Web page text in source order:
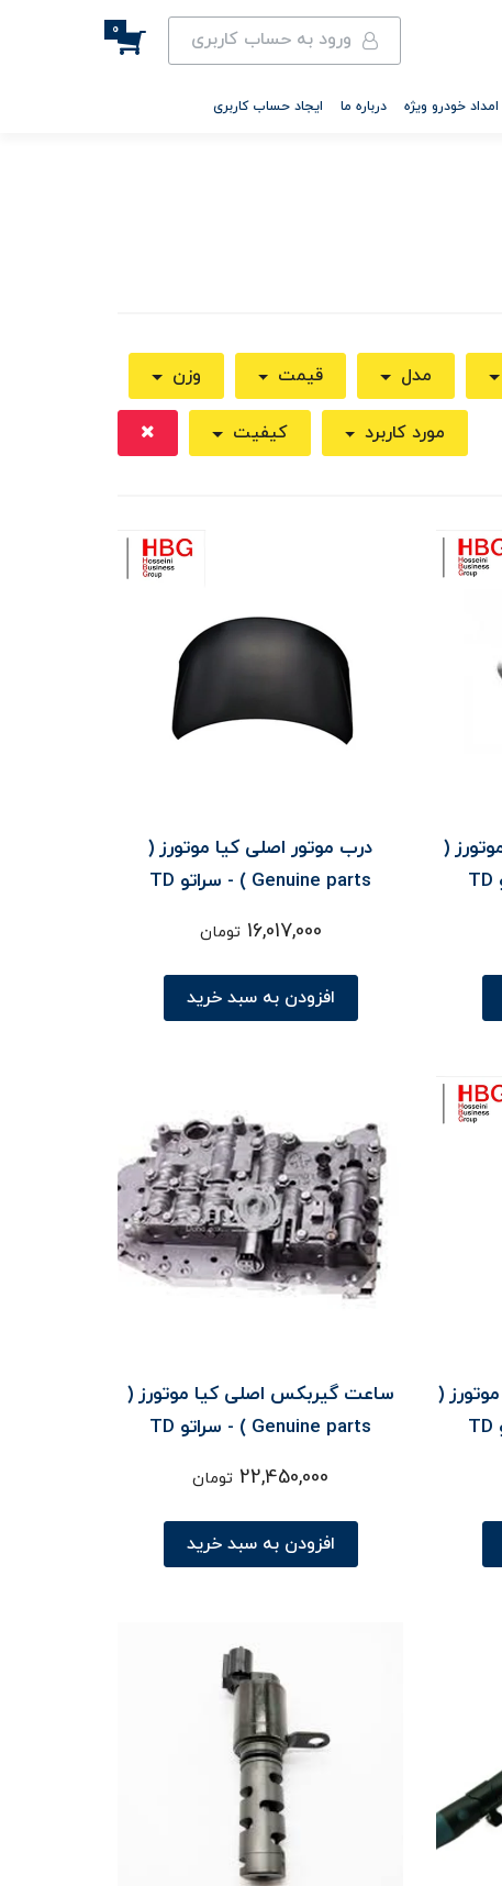
ورود به حساب کاربری 0
امداد خودرو ویژه درباره ما ایجاد حساب کاربری
مدل قیمت وزن
مورد کاربرد کیفیت
(
درب موتور اصلی کیا موتورز (
Genuine parts ) - سراتو TD
16,017,000 تومان
افزودن به سبد خرید
(
ساعت گيربکس اصلی کیا موتورز (
Genuine parts ) - سراتو TD
22,450,000 تومان
افزودن به سبد خرید